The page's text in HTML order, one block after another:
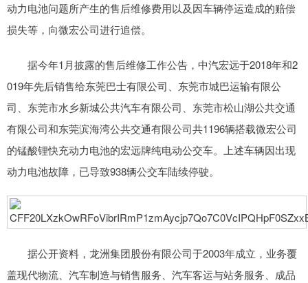
动力电池问题所产生的售后维修费用以及因车辆停运造成的赔偿
损失等，向微宏公司进行追偿。
据今年1月披露的售后维修工作公告，中汽宏远于2018年和2
019年先后销售给东莞巴士有限公司、东莞市城巴运输有限公
司、东莞市水乡新城公共汽车有限公司、东莞市松山湖公共交通
有限公司和东莞滨海湾公共交通有限公司共1196辆搭载微宏公司
的锰酸锂快充动力电池的宏远牌纯电动公交车。上述车辆因出现
动力电池故障，已导致938辆公交车陆续停驶。
据公开资料，龙洲集团股份有限公司于2003年成立，业务覆
盖现代物流、汽车制造与销售服务、汽车客运与站务服务、成品